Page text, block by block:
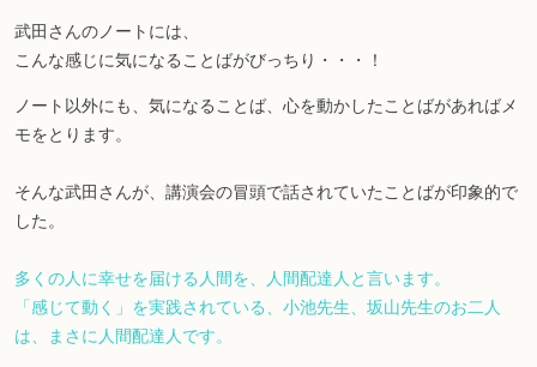
武田さんのノートには、
こんな感じに気になることばがびっちり・・・！
ノート以外にも、気になることば、心を動かしたことばがあればメ
モをとります。
そんな武田さんが、講演会の冒頭で話されていたことばが印象的で
した。
多くの人に幸せを届ける人間を、人間配達人と言います。
「感じて動く」を実践されている、小池先生、坂山先生のお二人
は、まさに人間配達人です。